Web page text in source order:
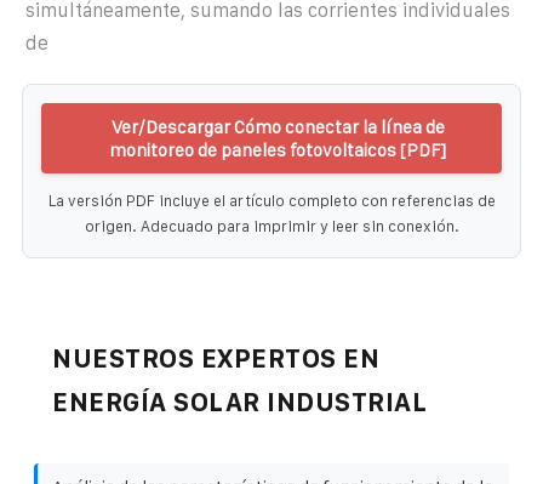
simultáneamente, sumando las corrientes individuales
de
Ver/Descargar Cómo conectar la línea de
monitoreo de paneles fotovoltaicos [PDF]
La versión PDF incluye el artículo completo con referencias de
origen. Adecuado para imprimir y leer sin conexión.
NUESTROS EXPERTOS EN
ENERGÍA SOLAR INDUSTRIAL